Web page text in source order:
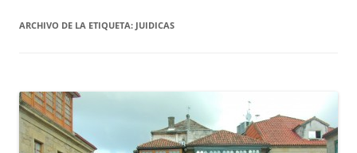
ARCHIVO DE LA ETIQUETA: JUIDICAS